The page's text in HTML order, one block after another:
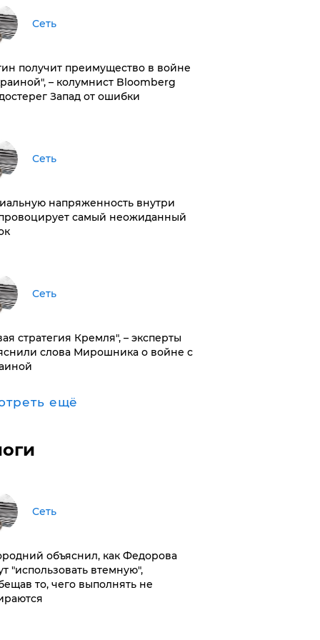
Сеть
получит преимущество в войне
– колумнист Bloomberg
Запад от ошибки
Сеть
напряженность внутри
самый неожиданный
Сеть
стратегия Кремля", – эксперты
слова Мирошника о войне с
ещё
Сеть
объяснил, как Федорова
"использовать втемную",
то, чего выполнять не